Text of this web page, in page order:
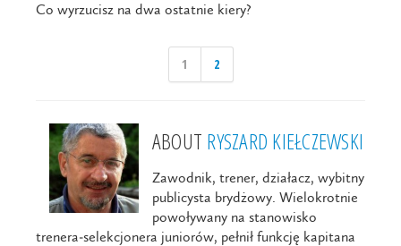
Co wyrzucisz na dwa ostatnie kiery?
1 2
ABOUT RYSZARD KIEŁCZEWSKI
Zawodnik, trener, działacz, wybitny
publicysta brydżowy. Wielokrotnie
powoływany na stanowisko
trenera-selekcjonera juniorów, pełnił funkcję kapitana